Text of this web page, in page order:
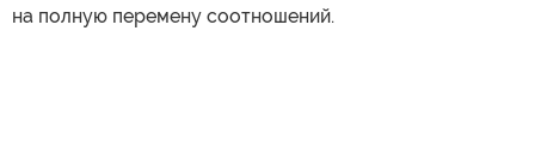
на полную перемену соотношений.